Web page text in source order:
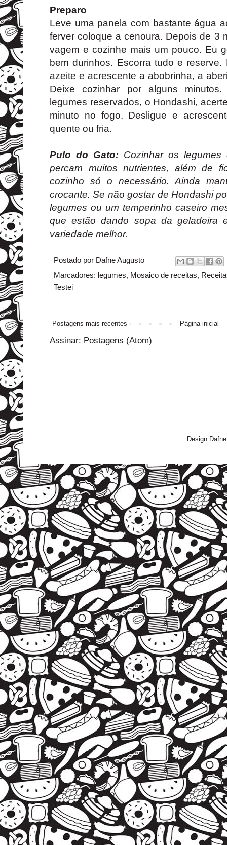
Preparo
Leve uma panela com bastante água
ferver coloque a cenoura. Depois de 3
vagem e cozinhe mais um pouco. Eu
bem durinhos. Escorra tudo e
azeite e acrescente a abobrinha, a
Deixe cozinhar por alguns
legumes reservados, o Hondashi,
minuto no fogo. Desligue e
quente ou fria.
Pulo do Gato: Cozinhar os
percam muitos nutrientes, além de
cozinho só o necessário. Ainda
crocante. Se não gostar de Hondashi
legumes ou um temperinho caseiro
que estão dando sopa da geladeira
variedade melhor.
Postado por Dafne Augusto
Marcadores: legumes, Mosaico de receitas,
Testei
Postagens mais recentes Página inicial
Assinar: Postagens (Atom)
Design